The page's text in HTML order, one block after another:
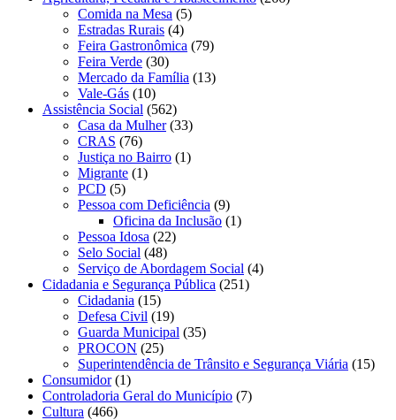
Comida na Mesa (5)
Estradas Rurais (4)
Feira Gastronômica (79)
Feira Verde (30)
Mercado da Família (13)
Vale-Gás (10)
Assistência Social (562)
Casa da Mulher(33)
CRAS (76)
Justiça no Bairro (1)
Migrante (1)
PCD (5)
Pessoa com Deficiência (9)
Oficina da Inclusão (1)
Pessoa Idosa (22)
Selo Social (48)
Serviço de Abordagem Social (4)
Cidadania e Segurança Pública (251)
Cidadania (15)
Defesa Civil (19)
Guarda Municipal (35)
PROCON (25)
Superintendência de Trânsito e Segurança Viária (15)
Consumidor(1)
Controladoria Geral do Município (7)
Cultura (466)